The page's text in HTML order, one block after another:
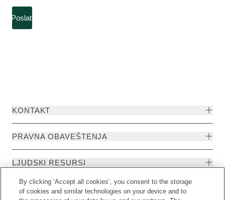
Poslati
KONTAKT
PRAVNA OBAVEŠTENJA
LJUDSKI RESURSI
By clicking ‘Accept all cookies’, you consent to the storage
of cookies and similar technologies on your device and to